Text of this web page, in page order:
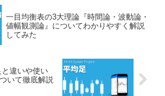
一目均衡表の3大理論『時間論・波動論・
値幅観測論』についてわかりやすく解説
してみた
違いや使い
いて徹底解説